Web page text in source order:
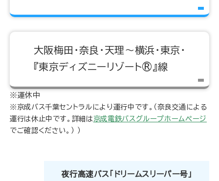
大阪梅田・奈良・天理～横浜・東京・
『東京ディズニーリゾート®』線
※京成バス千葉セントラルにより運行中です。（奈良交通による
運行は休止中です。詳細は 京成電鉄バスグループホームページ
でご確認ください。） ）
夜行高速バス「ドリームスリーパー号」